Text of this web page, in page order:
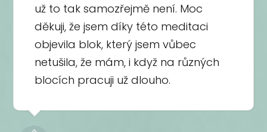
už to tak samozřejmě není. Moc
děkuji, že jsem díky této meditaci
objevila blok, který jsem vůbec
netušila, že mám, i když na různých
blocích pracuji už dlouho.